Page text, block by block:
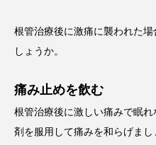
根管治療後に激痛に襲われた
しょうか。
痛み止めを飲む
根管治療後に激しい痛みで眠
剤を服用して痛みを和らげま